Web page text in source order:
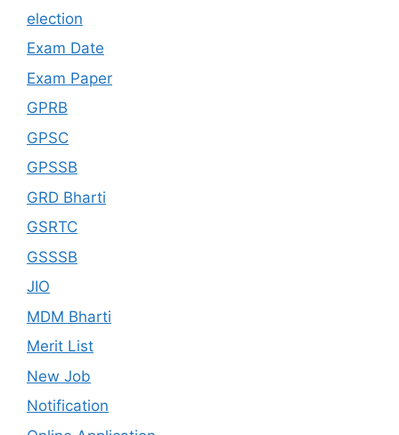
election
Exam Date
Exam Paper
GPRB
GPSC
GPSSB
GRD Bharti
GSRTC
GSSSB
JIO
MDM Bharti
Merit List
New Job
Notification